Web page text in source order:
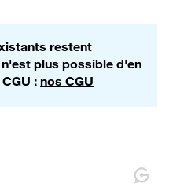
restent
plus possible d'en
: nos CGU